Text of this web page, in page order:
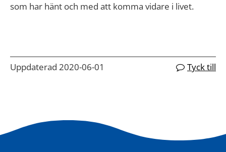
som har hänt och med att komma vidare i livet.
Uppdaterad 2020-06-01 Tyck till